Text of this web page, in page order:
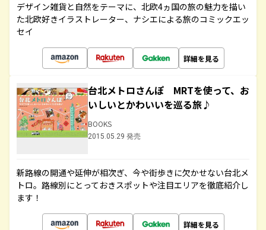
デザイン雑貨と自然をテーマに、北欧4ヵ国の旅の魅力を描い
た北欧好きイラストレーター、ナシエによる旅のコミックエッ
セイ
詳細を見る
台北メトロさんぽ MRTを使って、お
いしいとかわいいを巡る旅♪
BOOKS
2015.05.29 発売
新路線の開通や延伸が相次ぎ、今や街歩きに欠かせない台北メ
トロ。路線別にとっておきスポットや注目エリアを徹底紹介し
ます！
詳細を見る